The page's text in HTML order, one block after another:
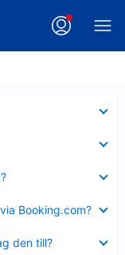
Booking.com?
den till?